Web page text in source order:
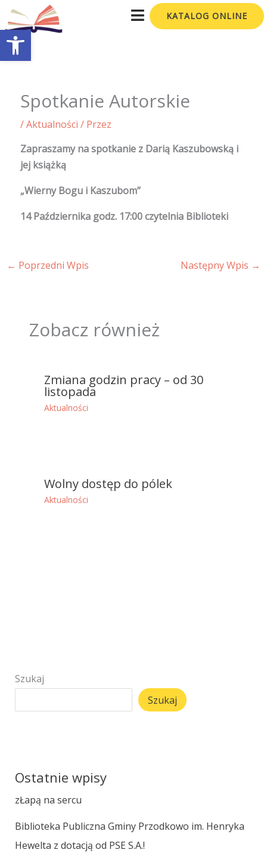
Otwórz pasek narzędzi
Przejdź
do
treści
KATALOG ONLINE
Spotkanie Autorskie
/Aktualności / Przez
Zapraszamy na spotkanie z Darią Kaszubowską i
jej książką
„Wierny Bogu i Kaszubom”
14 Października godz. 17:00 czytelnia Biblioteki
← Poprzedni Wpis Następny Wpis →
Zobacz również
Zmiana godzin pracy – od 30
listopada
Aktualności
Wolny dostęp do pólek
Aktualności
Szukaj
Szukaj
Ostatnie wpisy
zŁapą na sercu
Biblioteka Publiczna Gminy Przodkowo im. Henryka
Hewelta z dotacją od PSE S.A.!